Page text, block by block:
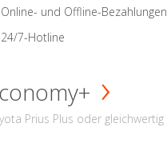
Online- und Offline-Bezahlungen
24/7-Hotline
Prius Plus oder gleichwertig